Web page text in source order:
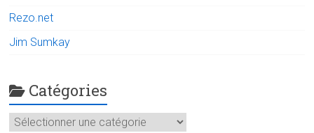
Rezo.net
Jim Sumkay
Catégories
Catégories